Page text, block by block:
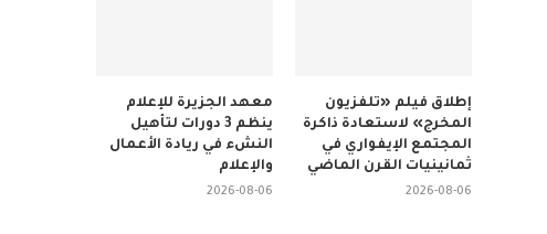
معهد الجزيرة للإعلام
ينظم 3 دورات لتأهيل
النشء في ريادة الأعمال
والإعلام
2026-08-06
إطلاق فيلم «تلفزيون
المخرج» لاستعادة ذاكرة
المجتمع الإيفواري في
ثمانينيات القرن الماضي
2026-08-06